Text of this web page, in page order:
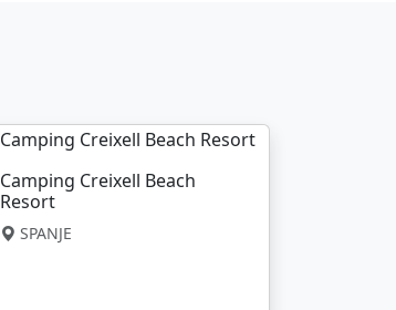
Camping Creixell Beach
Resort
SPANJE